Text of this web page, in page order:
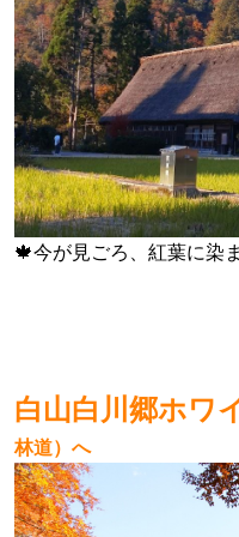
🍁今が見ごろ、紅葉に染
白山白川郷ホワ
林道）へ